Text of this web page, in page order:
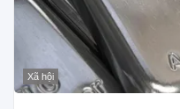
Xã hội